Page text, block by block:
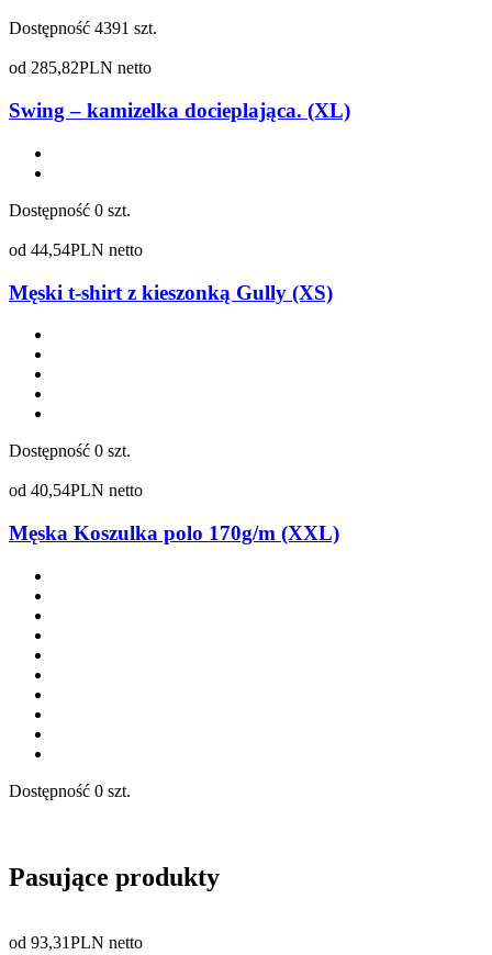
Dostępność 4391 szt.
od 285,82PLN netto
Swing – kamizelka docieplająca. (XL)
Dostępność 0 szt.
od 44,54PLN netto
Męski t-shirt z kieszonką Gully (XS)
Dostępność 0 szt.
od 40,54PLN netto
Męska Koszulka polo 170g/m (XXL)
Dostępność 0 szt.
Pasujące produkty
od 93,31PLN netto